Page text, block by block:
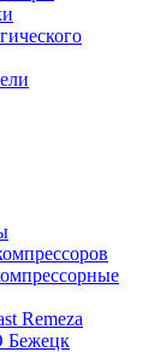
Remeza
Бежецк